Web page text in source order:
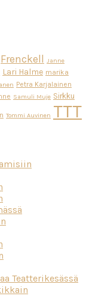
Frenckell Janne
Lari Halme marika
Petra Karjalainen
Samuli Muje Sirkku
Tommi Auvinen TTT
Teatterikesässä